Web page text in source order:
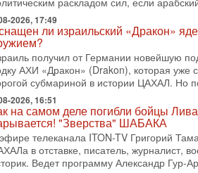
2026, 08:42
отменил удар по Ирану -
08/2026
США Дональд Трамп сегодня
подготовленного удара по Ирану
Тегерана и других стран
2026, 17:50
голос» Израиля: кто заберет
русскоязычных репатриантов не раз
политический ландшафт Израиля.
взлет партии «Исраэль ба-алия»,
2026, 17:49
ли израильский «Дракон»
получил от Германии новейшую
АХИ «Дракон» (Drakon), которая уже
субмариной в истории ЦАХАЛ. Но
2026, 16:51
на самом деле погибли бойцы
"Зверства" ШАБАКА
телеканала ITON-TV Григорий
в отставке, писатель, журналист,
Ведет программу Александр Гур-